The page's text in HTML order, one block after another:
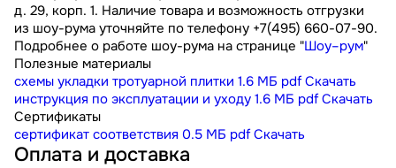
д. 29, корп. 1. Наличие товара и возможность отгрузки
из шоу-рума уточняйте по телефону +7(495) 660-07-90.
Подробнее о работе шоу-рума на странице "Шоу–рум"
Полезные материалы
схемы укладки тротуарной плитки 1.6 МБ pdf Скачать
инструкция по эксплуатации и уходу 1.6 МБ pdf Скачать
Сертификаты
сертификат соответствия 0.5 МБ pdf Скачать
Оплата и доставка